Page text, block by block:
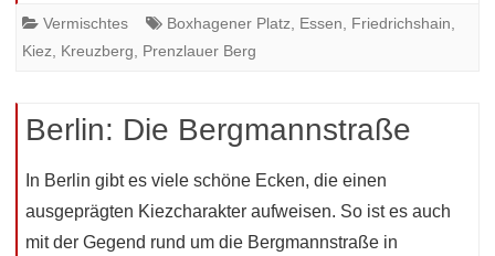
Vermischtes Boxhagener Platz Essen Friedrichshain
Kiez
Kreuzberg Prenzlauer Berg
Berlin: Die Bergmannstraße
In Berlin gibt es viele schöne Ecken, die einen
ausgeprägten Kiezcharakter aufweisen. So ist es auch
mit der Gegend rund um die Bergmannstraße in